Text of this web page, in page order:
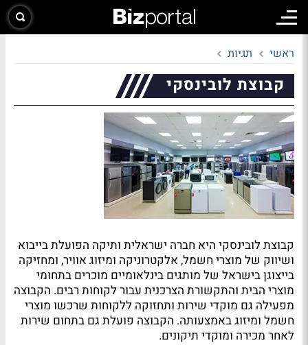
ראשי תגיות
קבוצת לובינסקי
קבוצת לובינסקי היא חברה ישראלית ותיקה הפועלת בייבוא
ושיווק של מוצרי חשמל, אלקטרוניקה ומיזוג אוויר, ומחזיקה
בייצוגן בישראל של מותגים בינלאומיים מוכרים בתחומי
מוצרי הבית והתקשורת הצרכנית עבור לקוחות רבים. הקבוצה
מפעילה גם מוקדי שירות ותחזוקה ללקוחות שרכשו מוצרי
חשמל ומיזוג באמצעותה. הקבוצה פועלת גם בתחום שירות
לאחר מכירה ומוקדי תיקונים.